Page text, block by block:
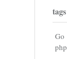
tags
Go
php